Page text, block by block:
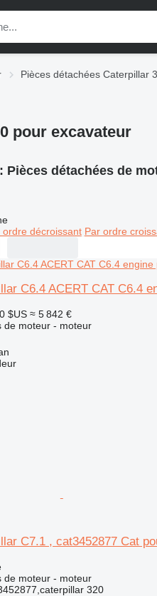
Pièces détachées Caterpillar
pour excavateur
Pièces détachées de
ordre décroissant Par ordre
C6.4 ACERT CAT C6.4
$US ≈ 5 842 €
de moteur - moteur
C7.1 , cat3452877 Cat
de moteur - moteur
320